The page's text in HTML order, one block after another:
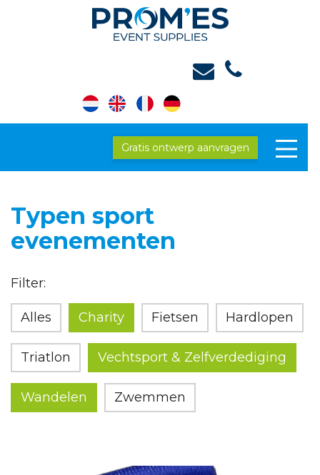
Gratis ontwerp aanvragen
Typen sport
evenementen
Filter:
Alles Charity Fietsen Hardlopen
Triatlon Vechtsport & Zelfverdediging
Wandelen Zwemmen